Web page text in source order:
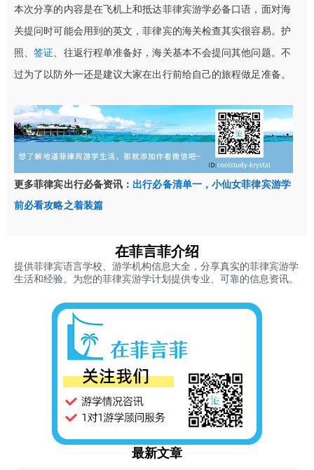
本次分享的内容是在飞机上和抵达菲律宾游学必备口语，面对海
关提问时可能会用到的英文，菲律宾的海关检查其实很容易。护
照、签证 、往返行程单准备好，海关基本不会提问其他问题。不
过为了以防外一还是建议大家在出行前给自己的旅程做足准备。
更多菲律宾出行必备资讯： 出行必备清单一，小仙女菲律宾游学
前必看攻略之着装篇
在菲言菲介绍
提供菲律宾语言学校、游学机构信息大全，分享真实的菲律宾游学
生活和经验。为您的菲律宾游学计划提供专业、可靠的信息资讯。
最新文章